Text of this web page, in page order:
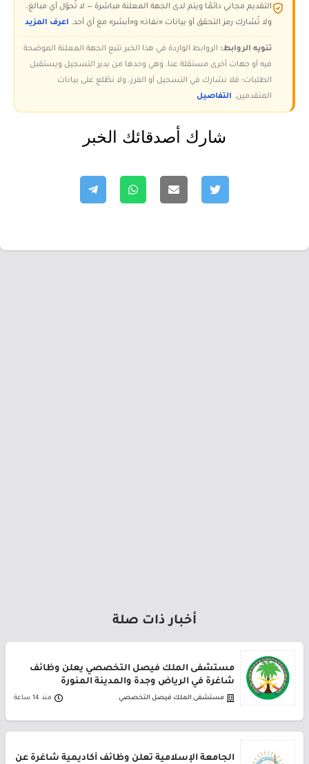
التقديم مجاني دائمًا ويتم لدى الجهة المعلنة مباشرة — لا تُحوّل أي مبالغ،
ولا تُشارك رمز التحقق أو بيانات «نفاذ» و«أبشر» مع أي أحد. اعرف المزيد
تنويه الروابط: الروابط الواردة في هذا الخبر تتبع الجهة المعلنة الموضحة
فيه أو جهات أخرى مستقلة عنا، وهي وحدها من يدير التسجيل ويستقبل
الطلبات؛ فلا نشارك في التسجيل أو الفرز، ولا نطّلع على بيانات
المتقدمين. التفاصيل
شارك أصدقائك الخبر
أخبار ذات صلة
مستشفى الملك فيصل التخصصي يعلن وظائف
شاغرة في الرياض وجدة والمدينة المنورة
مستشفى الملك فيصل التخصصي منذ 14 ساعة
الجامعة الإسلامية تعلن وظائف أكاديمية شاغرة عن